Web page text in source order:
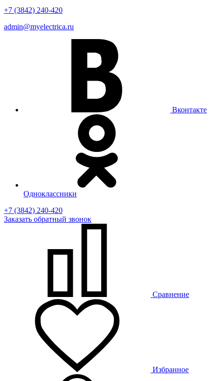
+7 (3842) 240-420
admin@myelectrica.ru
Вконтакте
Одноклассники
+7 (3842) 240-420
Заказать обратный звонок
Сравнение
Избранное